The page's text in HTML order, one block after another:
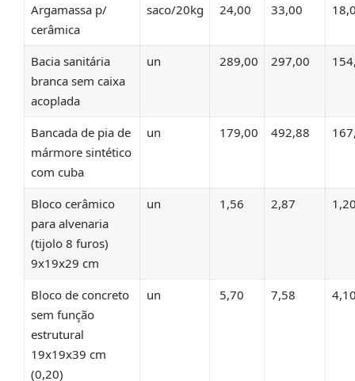
Argamassa p/
cerâmica
saco/20kg 24,00 33,00
Bacia sanitária
branca sem caixa
acoplada
un 289,00 297,00
Bancada de pia de
mármore sintético
com cuba
un 179,00 492,88
Bloco cerâmico
para alvenaria
(tijolo 8 furos)
9x19x29 cm
un 1,56 2,87
Bloco de concreto
sem função
estrutural
19x19x39 cm
(0,20)
un 5,70 7,58